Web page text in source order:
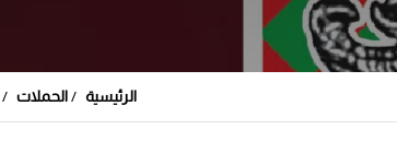
الرئيسية الحملات